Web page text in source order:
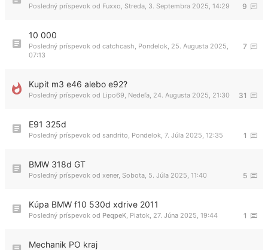
9
Posledný príspevok od Fuxxo Streda, 3. Septembra 2025, 14:29
10 000
7
Posledný príspevok od catchcash Pondelok, 25. Augusta 2025,
07:13
Kupit m3 e46 alebo e92?
31
Posledný príspevok od Lipo69 Nedeľa, 24. Augusta 2025, 21:30
E91 325d
1
Posledný príspevok od sandrito Pondelok, 7. Júla 2025, 12:35
BMW 318d GT
5
Posledný príspevok od xener, Sobota, 5. Júla 2025, 11:40
Kúpa BMW f10 530d xdrive 2011
1
Posledný príspevok od PeqpeK Piatok, 27. Júna 2025, 19:44
Mechanik PO kraj